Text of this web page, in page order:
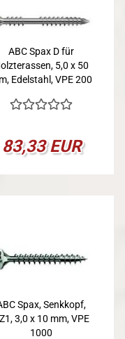
ABC Spax D für
5,0 x 50
Edelstahl, VPE 200
83,33 EUR
Spax, Senkkopf,
3,0 x 10 mm, VPE
1000